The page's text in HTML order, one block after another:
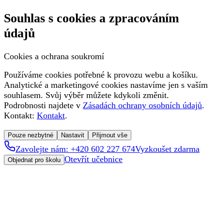
Souhlas s cookies a zpracováním
údajů
Cookies a ochrana soukromí
Používáme cookies potřebné k provozu webu a košíku.
Analytické a marketingové cookies nastavíme jen s vaším
souhlasem. Svůj výběr můžete kdykoli změnit.
Podrobnosti najdete v Zásadách ochrany osobních údajů.
Kontakt: Kontakt.
Pouze nezbytné Nastavit Přijmout vše
Zavolejte nám: +420 602 227 674Vyzkoušet zdarma
Objednat pro školu Otevřít učebnice